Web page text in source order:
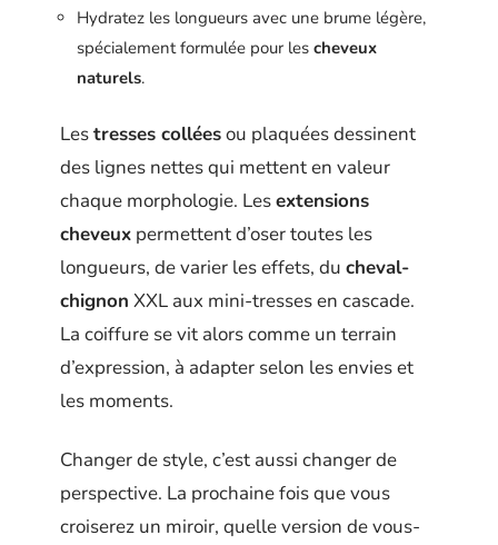
Hydratez les longueurs avec une brume légère,
spécialement formulée pour les cheveux
naturels.
Lestresses colléesou plaquées dessinent
des lignes nettes qui mettent en valeur
chaque morphologie. Lesextensions
cheveux permettent d’oser toutes les
longueurs, de varier les effets, du cheval-
chignon XXL aux mini-tresses en cascade.
La coiffure se vit alors comme un terrain
d’expression, à adapter selon les envies et
les moments.
Changer de style, c’est aussi changer de
perspective. La prochaine fois que vous
croiserez un miroir, quelle version de vous-